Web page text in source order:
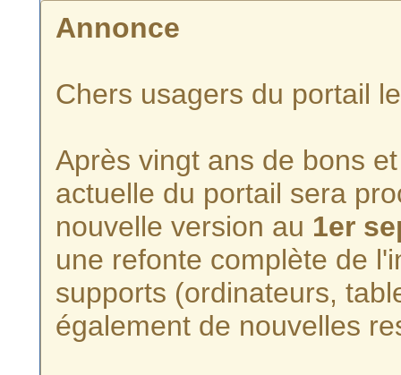
Annonce
Chers usagers du portail
Après vingt ans de bons
actuelle du portail sera
nouvelle version au 1er
une refonte complète de
supports (ordinateurs,
également de nouvelles